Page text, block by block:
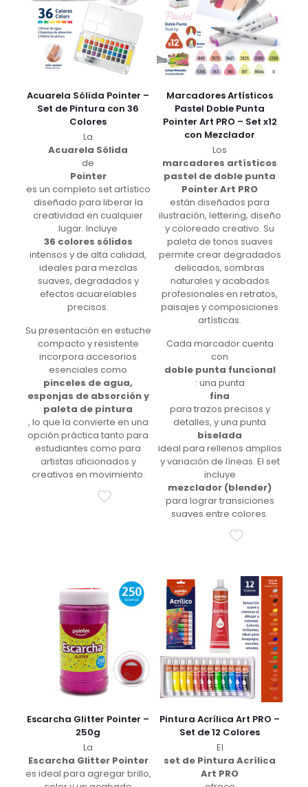
Acuarela Sólida Pointer –
Set de Pintura con 36
Colores
La
Acuarela Sólida
de
Pointer
es un completo set artístico
diseñado para liberar la
creatividad en cualquier
lugar. Incluye
36 colores sólidos
intensos y de alta calidad,
ideales para mezclas
suaves, degradados y
efectos acuarelables
precisos.
Su presentación en estuche
compacto y resistente
incorpora accesorios
esenciales como
pinceles de agua,
esponjas de absorción y
paleta de pintura
, lo que la convierte en una
opción práctica tanto para
estudiantes como para
artistas aficionados y
creativos en movimiento.
Marcadores Artísticos
Pastel Doble Punta
Pointer Art PRO – Set x12
con Mezclador
Los
marcadores artísticos
pastel de doble punta
Pointer Art PRO
están diseñados para
ilustración, lettering, diseño
y coloreado creativo. Su
paleta de tonos suaves
permite crear degradados
delicados, sombras
naturales y acabados
profesionales en retratos,
paisajes y composiciones
artísticas.
Cada marcador cuenta
con
doble punta funcional
: una punta
fina
para trazos precisos y
detalles, y una punta
biselada
ideal para rellenos amplios
y variación de líneas. El set
incluye
mezclador (blender)
para lograr transiciones
suaves entre colores.
Escarcha Glitter Pointer –
250g
La
Escarcha Glitter Pointer
es ideal para agregar brillo,
Pintura Acrílica Art PRO –
Set de 12 Colores
El
set de Pintura Acrílica
Art PRO